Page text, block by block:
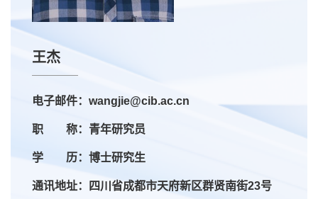
王杰
电子邮件：wangjie@cib.ac.cn
职 称：青年研究员
学 历：博士研究生
通讯地址：四川省成都市天府新区群贤南街23号